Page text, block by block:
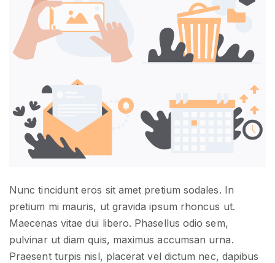
Nunc tincidunt eros sit amet pretium sodales. In
pretium mi mauris, ut gravida ipsum rhoncus ut.
Maecenas vitae dui libero. Phasellus odio sem,
pulvinar ut diam quis, maximus accumsan urna.
Praesent turpis nisl, placerat vel dictum nec, dapibus